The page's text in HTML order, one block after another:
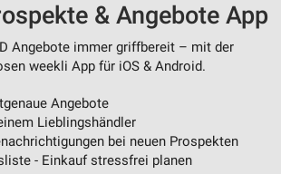
& Angebote App
Angebote immer griffbereit – mit der
weekli App für iOS & Android.
Angebote
Lieblingshändler
bei neuen Prospekten
- Einkauf stressfrei planen